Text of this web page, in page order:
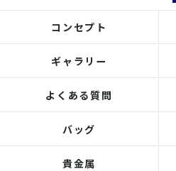
コンセプト
ギャラリー
よくある質問
バッグ
貴金属